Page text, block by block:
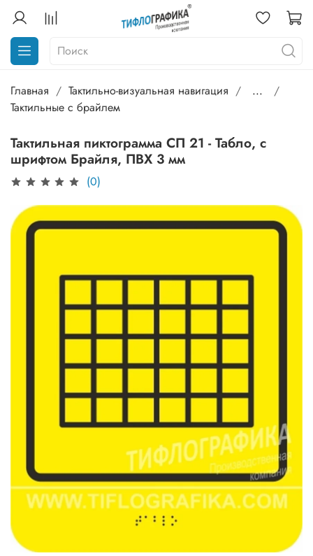
Главная Тактильно-визуальная навигация
...
Тактильные с брайлем
Тактильная пиктограмма СП 21 - Табло, с
шрифтом Брайля, ПВХ 3 мм
(0)